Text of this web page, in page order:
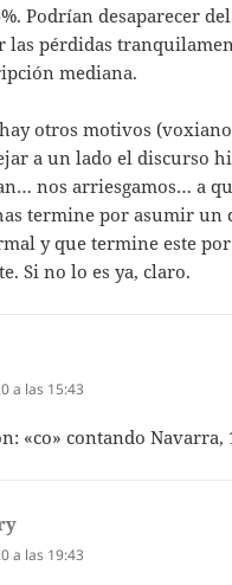
Podrían desaparecer
las pérdidas
mediana.
otros motivos
a un lado el discurso
nos arriesgamos… a
termine por asumir un
y que termine este
Si no lo es ya, claro.
a las 15:43
«co» contando Navarra,
a las 19:43